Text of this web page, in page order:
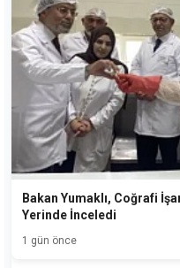
Bakan Yumaklı, Coğrafi
Yerinde İnceledi
1 gün önce